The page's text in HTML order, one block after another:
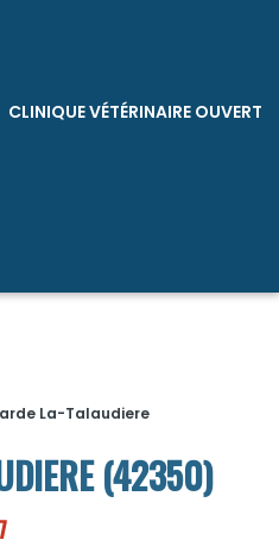
CLINIQUE VÉTÉRINAIRE OUVERT
La-Talaudiere
(42350)